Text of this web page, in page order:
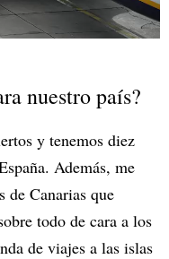
nuestro país?
y tenemos diez
Además, me
de Canarias que
todo de cara a los
de viajes a las islas